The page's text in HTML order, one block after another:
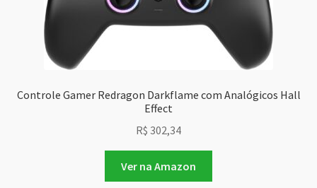
Controle Gamer Redragon Darkflame com Analógicos Hall
Effect
R$ 302,34
Ver na Amazon